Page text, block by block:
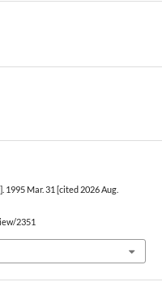
1995 Mar. 31 [cited 2026 Aug.
2351